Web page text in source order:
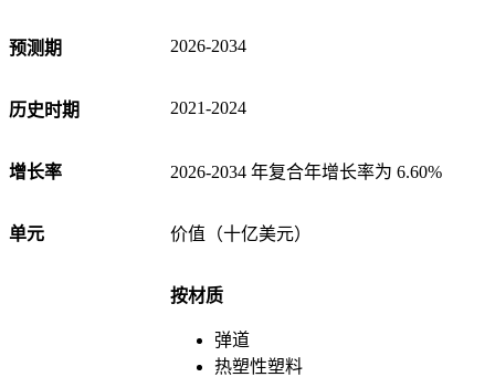
预测期 2026-2034
历史时期 2021-2024
增长率 2026-2034 年复合年增长率为 6.60%
单元 价值（十亿美元）
按材质
弹道
热塑性塑料